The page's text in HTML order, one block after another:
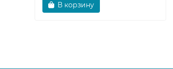
В корзину